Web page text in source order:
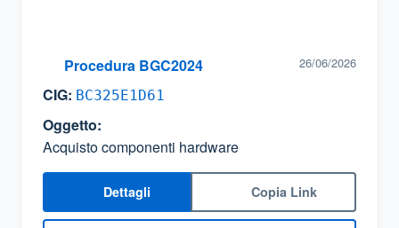
Procedura BGC2024 26/06/2026
CIG: BC325E1D61
Oggetto:
Acquisto componenti hardware
Dettagli Copia Link